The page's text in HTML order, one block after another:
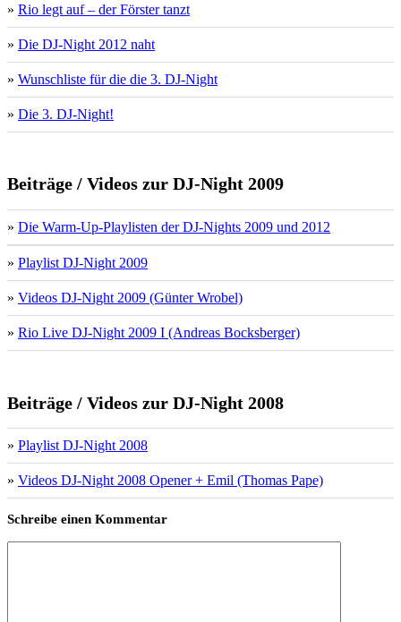
» Rio legt auf – der Förster tanzt
» Die DJ-Night 2012 naht
» Wunschliste für die die 3. DJ-Night
» Die 3. DJ-Night!
Beiträge / Videos zur DJ-Night 2009
» Die Warm-Up-Playlisten der DJ-Nights 2009 und 2012
» Playlist DJ-Night 2009
» Videos DJ-Night 2009 (Günter Wrobel)
» Rio Live DJ-Night 2009 I (Andreas Bocksberger)
Beiträge / Videos zur DJ-Night 2008
» Playlist DJ-Night 2008
» Videos DJ-Night 2008 Opener + Emil (Thomas Pape)
Schreibe einen Kommentar